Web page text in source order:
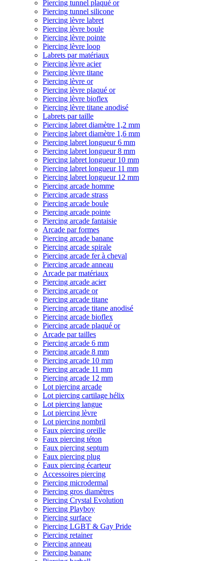
Piercing tunnel plaqué or
Piercing tunnel silicone
Piercing lèvre labret
Piercing lèvre boule
Piercing lèvre pointe
Piercing lèvre loop
Labrets par matériaux
Piercing lèvre acier
Piercing lèvre titane
Piercing lèvre or
Piercing lèvre plaqué or
Piercing lèvre bioflex
Piercing lèvre titane anodisé
Labrets par taille
Piercing labret diamètre 1,2 mm
Piercing labret diamètre 1,6 mm
Piercing labret longueur 6 mm
Piercing labret longueur 8 mm
Piercing labret longueur 10 mm
Piercing labret longueur 11 mm
Piercing labret longueur 12 mm
Piercing arcade homme
Piercing arcade strass
Piercing arcade boule
Piercing arcade pointe
Piercing arcade fantaisie
Arcade par formes
Piercing arcade banane
Piercing arcade spirale
Piercing arcade fer à cheval
Piercing arcade anneau
Arcade par matériaux
Piercing arcade acier
Piercing arcade or
Piercing arcade titane
Piercing arcade titane anodisé
Piercing arcade bioflex
Piercing arcade plaqué or
Arcade par tailles
Piercing arcade 6 mm
Piercing arcade 8 mm
Piercing arcade 10 mm
Piercing arcade 11 mm
Piercing arcade 12 mm
Lot piercing arcade
Lot piercing cartilage hélix
Lot piercing langue
Lot piercing lèvre
Lot piercing nombril
Faux piercing oreille
Faux piercing téton
Faux piercing septum
Faux piercing plug
Faux piercing écarteur
Accessoires piercing
Piercing microdermal
Piercing gros diamètres
Piercing Crystal Evolution
Piercing Playboy
Piercing surface
Piercing LGBT & Gay Pride
Piercing retainer
Piercing anneau
Piercing banane